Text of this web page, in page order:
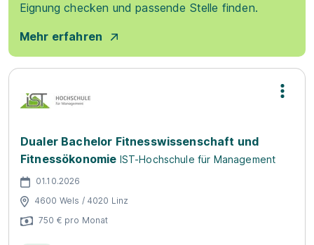
Eignung checken und passende Stelle finden.
Mehr erfahren
Dualer Bachelor Fitnesswissenschaft und
Fitnessökonomie IST-Hochschule für Management
01.10.2026
4600 Wels / 4020 Linz
750 € pro Monat